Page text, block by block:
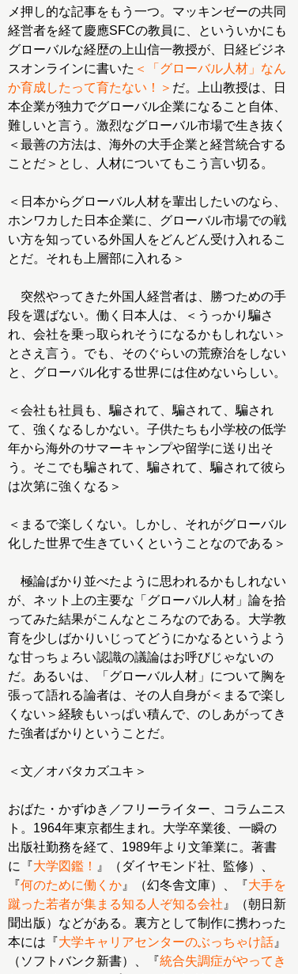
メ押し的な記事をもう一つ。マッキンゼーの共同
経営者を経て慶應SFCの教員に、といういかにも
グローバルな経歴の上山信一教授が、日経ビジネ
スオンラインに書いた ＜「グローバル人材」なん
か育成したって育たない！＞ だ。上山教授は、日
本企業が独力でグローバル企業になること自体、
難しいと言う。激烈なグローバル市場で生き抜く
＜最善の方法は、海外の大手企業と経営統合する
ことだ＞とし、人材についてもこう言い切る。
＜日本からグローバル人材を輩出したいのなら、
ホンワカした日本企業に、グローバル市場での戦
い方を知っている外国人をどんどん受け入れるこ
とだ。それも上層部に入れる＞
突然やってきた外国人経営者は、勝つための手
段を選ばない。働く日本人は、＜うっかり騙さ
れ、会社を乗っ取られそうになるかもしれない＞
とさえ言う。でも、そのぐらいの荒療治をしない
と、グローバル化する世界には住めないらしい。
＜会社も社員も、騙されて、騙されて、騙され
て、強くなるしかない。子供たちも小学校の低学
年から海外のサマーキャンプや留学に送り出そ
う。そこでも騙されて、騙されて、騙されて彼ら
は次第に強くなる＞
＜まるで楽しくない。しかし、それがグローバル
化した世界で生きていくということなのである＞
極論ばかり並べたように思われるかもしれない
が、ネット上の主要な「グローバル人材」論を拾
ってみた結果がこんなところなのである。大学教
育を少しばかりいじってどうにかなるというよう
な甘っちょろい認識の議論はお呼びじゃないの
だ。あるいは、「グローバル人材」について胸を
張って語れる論者は、その人自身が＜まるで楽し
くない＞経験もいっぱい積んで、のしあがってき
た強者ばかりということだ。
＜文／オバタカズユキ＞
おばた・かずゆき／フリーライター、コラムニス
ト。1964年東京都生まれ。大学卒業後、一瞬の
出版社勤務を経て、1989年より文筆業に。著書
に『大学図鑑！
』（ダイヤモンド社、監修）、
『何のために働くか 』（幻冬舎文庫）、『大手を
蹴った若者が集まる知る人ぞ知る会社 』（朝日新
聞出版）などがある。裏方として制作に携わった
本には『大学キャリアセンターのぶっちゃけ話 』
（ソフトバンク新書）、『統合失調症がやってき